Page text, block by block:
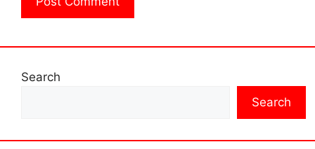
Search
Search